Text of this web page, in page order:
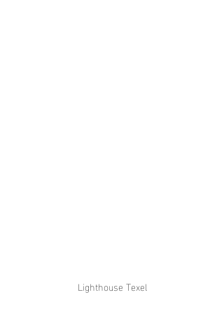
Lighthouse Texel